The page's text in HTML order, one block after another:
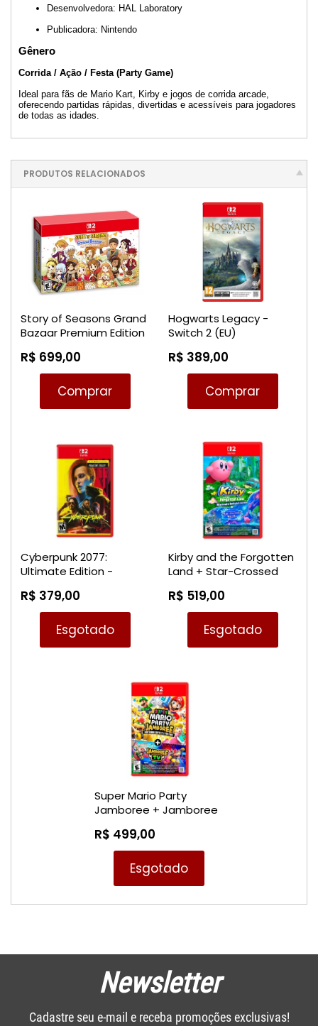
Desenvolvedora: HAL Laboratory
Publicadora: Nintendo
Gênero
Corrida / Ação / Festa (Party Game)
Ideal para fãs de Mario Kart, Kirby e jogos de corrida arcade,
oferecendo partidas rápidas, divertidas e acessíveis para jogadores
de todas as idades.
PRODUTOS RELACIONADOS
Story of Seasons Grand
Bazaar Premium Edition
R$ 699,00
Comprar
Hogwarts Legacy -
Switch 2 (EU)
R$ 389,00
Comprar
Cyberpunk 2077:
Ultimate Edition -
R$ 379,00
Esgotado
Kirby and the Forgotten
Land + Star-Crossed
2
R$ 519,00
Esgotado
Super Mario Party
Jamboree + Jamboree
R$ 499,00
Esgotado
Newsletter
Cadastre seu e-mail e receba promoções exclusivas!